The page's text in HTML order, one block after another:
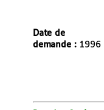
Date de
demande :1996